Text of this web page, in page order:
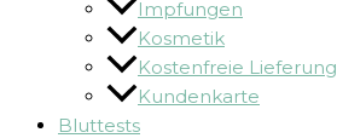
Impfungen
Kosmetik
Kostenfreie Lieferung
Kundenkarte
Bluttests